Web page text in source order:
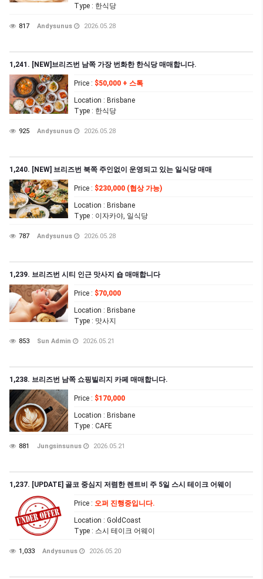
Type : 한식당
817 Andysunus 2026.05.28
1,241. [NEW]브리즈번 남쪽 가장 번화한 한식당 매매합니다.
Price : $50,000 + 스톡
Location : Brisbane
Type : 한식당
925 Andysunus 2026.05.28
1,240. [NEW] 브리즈번 북쪽 주인없이 운영되고 있는 일식당 매매
Price : $230,000 (협상 가능)
Location : Brisbane
Type : 이자카야, 일식당
787 Andysunus 2026.05.28
1,239. 브리즈번 시티 인근 맛사지 숍 매매합니다
Price : $70,000
Location : Brisbane
Type : 맛사지
853 Sun Admin 2026.05.21
1,238. 브리즈번 남쪽 쇼핑빌리지 카페 매매합니다.
Price : $170,000
Location : Brisbane
Type : CAFE
881 Jungsinsunus 2026.05.21
1,237. [UPDATE] 골코 중심지 저렴한 렌트비 주 5일 스시 테이크 어웨이
Price : 오퍼 진행중입니다.
Location : GoldCoast
Type : 스시 테이크 어웨이
1,033 Andysunus 2026.05.20